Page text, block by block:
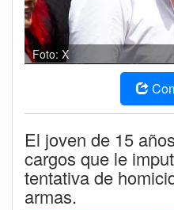
Foto: X
El joven de 15
cargos que le
tentativa de
armas.